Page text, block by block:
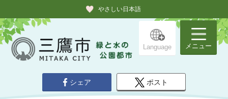
やさしい日本語
Language メニュー
シェア ポスト